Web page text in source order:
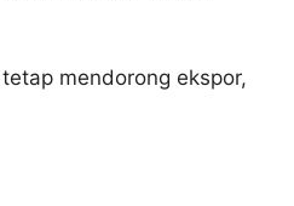
mendorong ekspor,